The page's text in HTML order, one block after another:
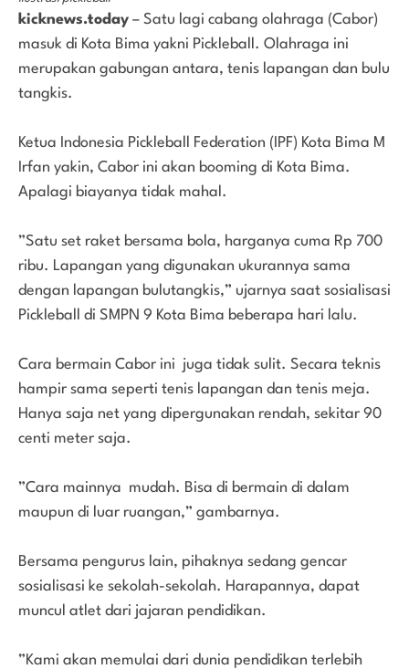
kicknews.today – Satu lagi cabang olahraga (Cabor)
masuk di Kota Bima yakni Pickleball. Olahraga ini
merupakan gabungan antara, tenis lapangan dan bulu
tangkis.
Ketua Indonesia Pickleball Federation (IPF) Kota Bima M
Irfan yakin, Cabor ini akan booming di Kota Bima.
Apalagi biayanya tidak mahal.
”Satu set raket bersama bola, harganya cuma Rp 700
ribu. Lapangan yang digunakan ukurannya sama
dengan lapangan bulutangkis,” ujarnya saat sosialisasi
Pickleball di SMPN 9 Kota Bima beberapa hari lalu.
Cara bermain Cabor ini juga tidak sulit. Secara teknis
hampir sama seperti tenis lapangan dan tenis meja.
Hanya saja net yang dipergunakan rendah, sekitar 90
centi meter saja.
”Cara mainnya mudah. Bisa di bermain di dalam
maupun di luar ruangan,” gambarnya.
Bersama pengurus lain, pihaknya sedang gencar
sosialisasi ke sekolah-sekolah. Harapannya, dapat
muncul atlet dari jajaran pendidikan.
”Kami akan memulai dari dunia pendidikan terlebih